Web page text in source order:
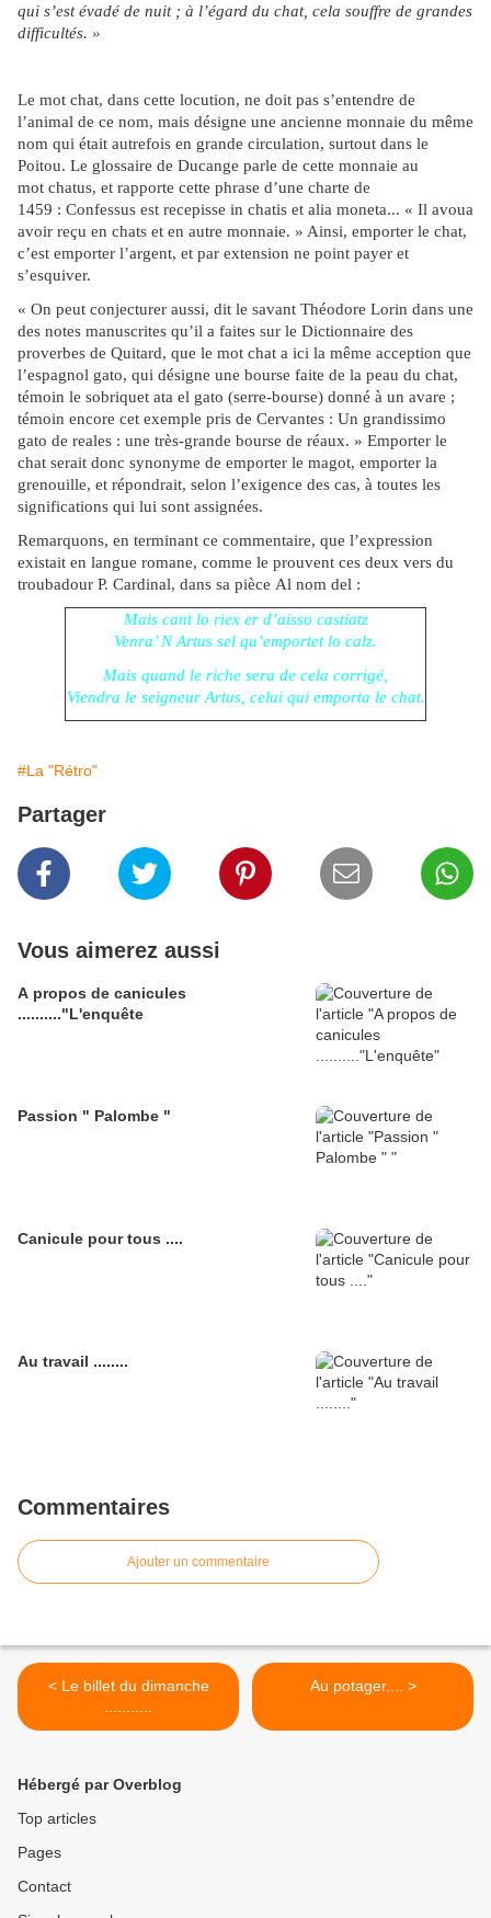
qui s’est évadé de nuit ; à l’égard du chat, cela souffre de grandes
difficultés. »
Le mot chat, dans cette locution, ne doit pas s’entendre de
l’animal de ce nom, mais désigne une ancienne monnaie du même
nom qui était autrefois en grande circulation, surtout dans le
Poitou. Le glossaire de Ducange parle de cette monnaie au
mot chatus, et rapporte cette phrase d’une charte de
1459 : Confessus est recepisse in chatis et alia moneta... « Il avoua
avoir reçu en chats et en autre monnaie. » Ainsi, emporter le chat,
c’est emporter l’argent, et par extension ne point payer et
s’esquiver.
« On peut conjecturer aussi, dit le savant Théodore Lorin dans une
des notes manuscrites qu’il a faites sur le Dictionnaire des
proverbes de Quitard, que le mot chat a ici la même acception que
l’espagnol gato, qui désigne une bourse faite de la peau du chat,
témoin le sobriquet ata el gato (serre-bourse) donné à un avare ;
témoin encore cet exemple pris de Cervantes : Un grandissimo
gato de reales : une très-grande bourse de réaux. » Emporter le
chat serait donc synonyme de emporter le magot, emporter la
grenouille, et répondrait, selon l’exigence des cas, à toutes les
significations qui lui sont assignées.
Remarquons, en terminant ce commentaire, que l’expression
existait en langue romane, comme le prouvent ces deux vers du
troubadour P. Cardinal, dans sa pièce Al nom del :
Mais cant lo riex er d’aisso castiatz
Venra’ N Artus sel qu’emportet lo calz.
Mais quand le riche sera de cela corrigé,
Viendra le seigneur Artus, celui qui emporta le chat.
#La "Rétro"
Partager
Vous aimerez aussi
A propos de canicules
.........."L'enquête
Passion " Palombe "
Canicule pour tous ....
Au travail ........
Commentaires
Ajouter un commentaire
< Le billet du dimanche
Au potager.... >
Hébergé par Overblog
Top articles
Pages
Contact